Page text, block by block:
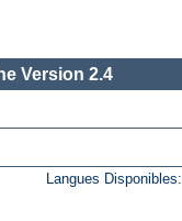
Version 2.4
Langues Disponibles: